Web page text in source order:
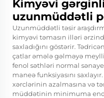
Kimyəvi
uzunmüddətli
Uzunmüddətli təsir
kimyəvi təmasın illəri
saxladığını göstərir.
çatlar əmələ gəlməyə
fenol səthləri normal
maneə funksiyasını
xərclərinin azalmasına və
müddətinin minimuma